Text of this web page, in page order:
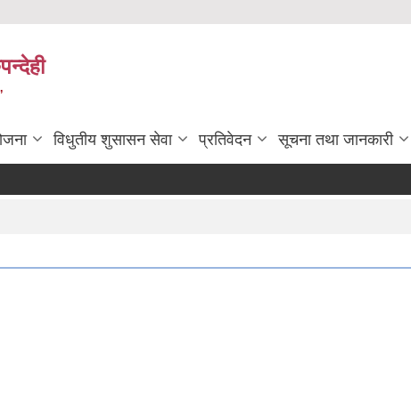
विधुतीय शुसासन सेवा प्रतिवेदन सूचना तथा जानकारी